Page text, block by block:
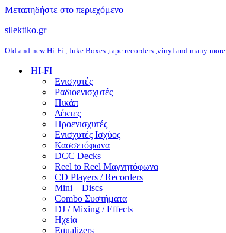
Μεταπηδήστε στο περιεχόμενο
silektiko.gr
Old and new Hi-Fi , Juke Boxes ,tape recorders ,vinyl and many more
HI-FI
Ενισχυτές
Ραδιοενισχυτές
Πικάπ
Δέκτες
Προενισχυτές
Ενισχυτές Ισχύος
Κασσετόφωνα
DCC Decks
Reel to Reel Μαγνητόφωνα
CD Players / Recorders
Mini – Discs
Combo Συστήματα
DJ / Mixing / Effects
Ηχεία
Equalizers